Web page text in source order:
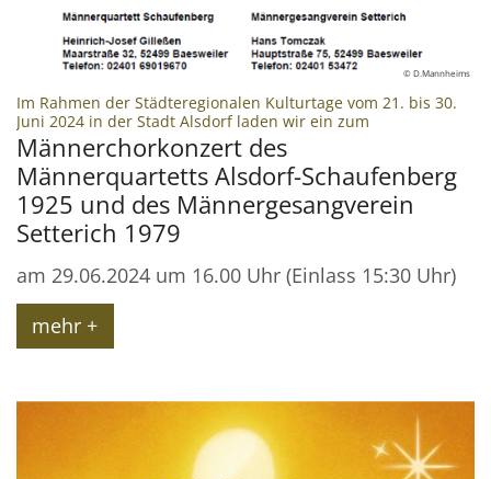
© D.Mannheims
Im Rahmen der Städteregionalen Kulturtage vom 21. bis 30.
Juni 2024 in der Stadt Alsdorf laden wir ein zum
Männerchorkonzert des
Männerquartetts Alsdorf-Schaufenberg
1925 und des Männergesangverein
Setterich 1979
am 29.06.2024 um 16.00 Uhr (Einlass 15:30 Uhr)
mehr +